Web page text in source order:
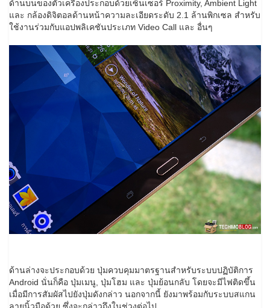
ด้านบนของตัวเครื่องประกอบด้วยเซ็นเซอร์ Proximity, Ambient Light
และ กล้องดิจิตอลด้านหน้าความละเอียดระดับ 2.1 ล้านพิกเซล สำหรับ
ใช้งานร่วมกับแอปพลิเคชันประเภท Video Call และ อื่นๆ
ด้านล่างจะประกอบด้วย ปุ่มควบคุมมาตรฐานสำหรับระบบปฏิบัติการ
Android นั่นก็คือ ปุ่มเมนู, ปุ่มโฮม และ ปุ่มย้อนกลับ โดยจะมีไฟติดขึ้น
เมื่อมีการสัมผัสไปยังปุ่มดังกล่าว นอกจากนี้ ยังมาพร้อมกับระบบสแกน
ลายนิ้วมือด้วย ซึ่งจะกล่าวถึงในช่วงต่อไป